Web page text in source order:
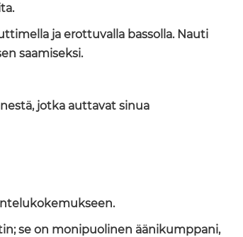
ja erottuvalla bassolla. Nauti
saamiseksi.
jotka auttavat sinua
se on monipuolinen äänikumppani,